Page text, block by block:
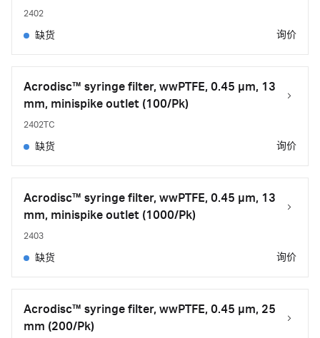
2402
缺货 询价
Acrodisc™ syringe filter, wwPTFE, 0.45 µm, 13
mm, minispike outlet (100/Pk)
2402TC
缺货 询价
Acrodisc™ syringe filter, wwPTFE, 0.45 µm, 13
mm, minispike outlet (1000/Pk)
2403
缺货 询价
Acrodisc™ syringe filter, wwPTFE, 0.45 µm, 25
mm (200/Pk)